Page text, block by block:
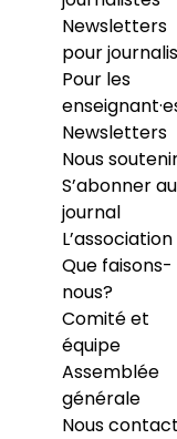
Newsletters
pour
Pour les
Newsletters
Nous
S’abonner au
journal
L’association
Que faisons-
nous?
Comité et
équipe
Assemblée
générale
Nous